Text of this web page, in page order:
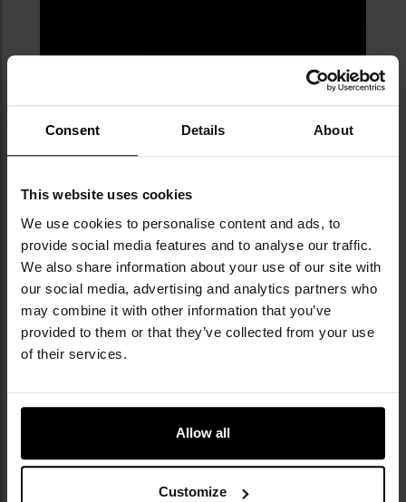
Consent Details About
This website uses cookies
We use cookies to personalise content and ads, to
provide social media features and to analyse our traffic.
We also share information about your use of our site with
our social media, advertising and analytics partners who
may combine it with other information that you’ve
provided to them or that they’ve collected from your use
of their services.
Allow all
Customize